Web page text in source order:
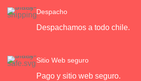
Despacho
Despachamos a todo chile.
Sitio Web seguro
Pago y sitio web seguro.